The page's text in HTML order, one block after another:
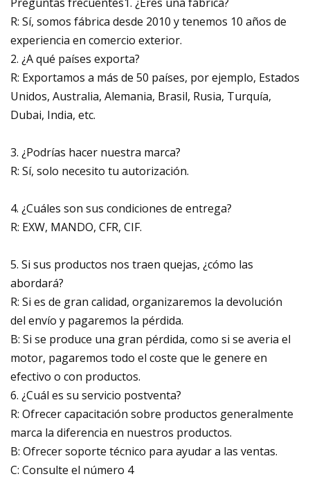
R: Sí, somos fábrica desde 2010 y tenemos 10 años de
experiencia en comercio exterior.
2. ¿A qué países exporta?
R: Exportamos a más de 50 países, por ejemplo, Estados
Unidos, Australia, Alemania, Brasil, Rusia, Turquía,
Dubai, India, etc.
3. ¿Podrías hacer nuestra marca?
R: Sí, solo necesito tu autorización.
4. ¿Cuáles son sus condiciones de entrega?
R: EXW, MANDO, CFR, CIF.
5. Si sus productos nos traen quejas, ¿cómo las
abordará?
R: Si es de gran calidad, organizaremos la devolución
del envío y pagaremos la pérdida.
B: Si se produce una gran pérdida, como si se averia el
motor, pagaremos todo el coste que le genere en
efectivo o con productos.
6. ¿Cuál es su servicio postventa?
R: Ofrecer capacitación sobre productos generalmente
marca la diferencia en nuestros productos.
B: Ofrecer soporte técnico para ayudar a las ventas.
C: Consulte el número 4